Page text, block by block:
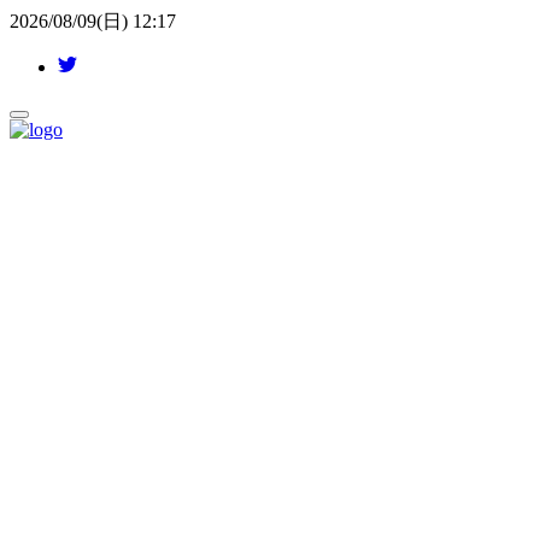
2026/08/09(日) 12:17